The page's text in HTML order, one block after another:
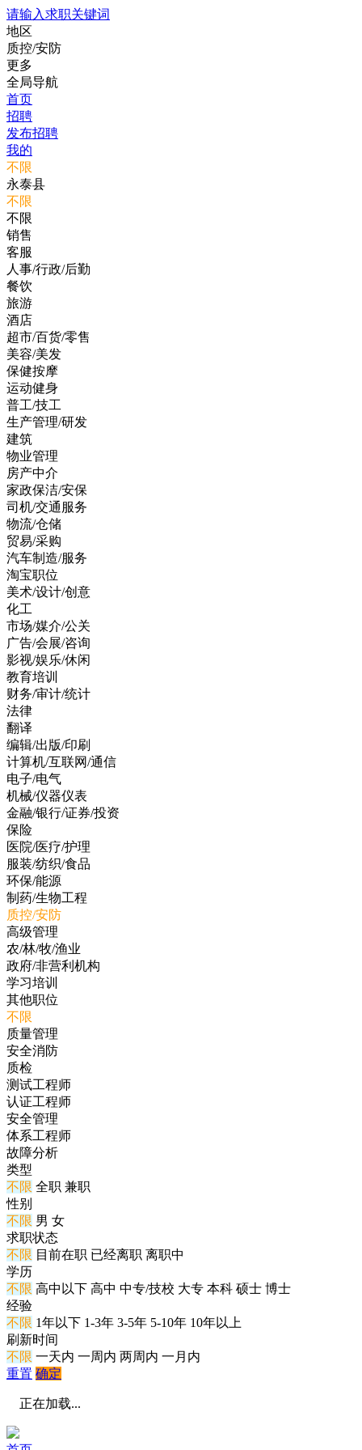
请输入求职关键词
地区
质控/安防
更多
全局导航
首页
招聘
发布招聘
我的
不限
永泰县
不限
不限
销售
客服
人事/行政/后勤
餐饮
旅游
酒店
超市/百货/零售
美容/美发
保健按摩
运动健身
普工/技工
生产管理/研发
建筑
物业管理
房产中介
家政保洁/安保
司机/交通服务
物流/仓储
贸易/采购
汽车制造/服务
淘宝职位
美术/设计/创意
化工
市场/媒介/公关
广告/会展/咨询
影视/娱乐/休闲
教育培训
财务/审计/统计
法律
翻译
编辑/出版/印刷
计算机/互联网/通信
电子/电气
机械/仪器仪表
金融/银行/证券/投资
保险
医院/医疗/护理
服装/纺织/食品
环保/能源
制药/生物工程
质控/安防
高级管理
农/林/牧/渔业
政府/非营利机构
学习培训
其他职位
不限
质量管理
安全消防
质检
测试工程师
认证工程师
安全管理
体系工程师
故障分析
类型
不限 全职 兼职
性别
不限 男 女
求职状态
不限 目前在职 已经离职 离职中
学历
不限 高中以下 高中 中专/技校 大专 本科 硕士 博士
经验
不限 1年以下 1-3年 3-5年 5-10年 10年以上
刷新时间
不限 一天内 一周内 两周内 一月内
重置 确定
正在加载...